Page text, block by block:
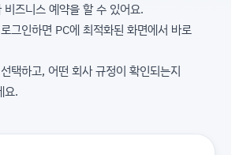
비즈니스 예약을 할 수 있어요.
그인하면 PC에 최적화된 화면에서 바로
택하고, 어떤 회사 규정이 확인되는지
요.